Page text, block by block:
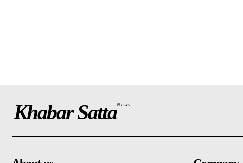
Khabar SattaNews